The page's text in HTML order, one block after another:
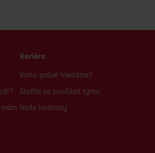
Kariéra
Koho právě hledáme?
Staňte se součástí týmu
Naše hodnoty